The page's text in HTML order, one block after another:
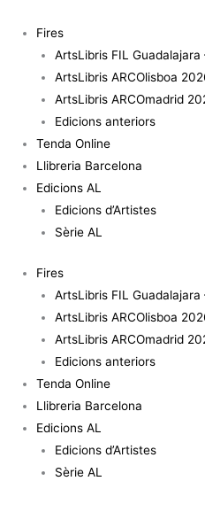
contingut
Fires
ArtsLibris FIL Guadalajara
ArtsLibris ARCOlisboa
ArtsLibris ARCOmadrid
Edicions anteriors
Tenda Online
Llibreria Barcelona
Edicions AL
Edicions d’Artistes
Sèrie AL
Fires
ArtsLibris FIL Guadalajara
ArtsLibris ARCOlisboa
ArtsLibris ARCOmadrid
Edicions anteriors
Tenda Online
Llibreria Barcelona
Edicions AL
Edicions d’Artistes
Sèrie AL
Smithson.
Selección
escritos.